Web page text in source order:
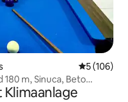
5 (106)
m, Sinuca, Beto